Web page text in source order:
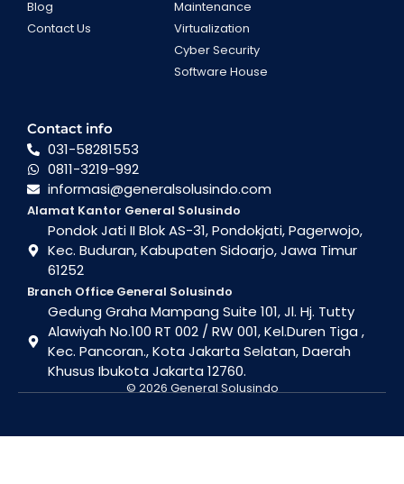
Blog
Contact Us
Maintenance
Virtualization
Cyber Security
Software House
Contact info
031-58281553
0811-3219-992
informasi@generalsolusindo.com
Alamat Kantor General Solusindo
Pondok Jati II Blok AS-31, Pondokjati, Pagerwojo,
Kec. Buduran, Kabupaten Sidoarjo, Jawa Timur
61252
Branch Office General Solusindo
Gedung Graha Mampang Suite 101, Jl. Hj. Tutty
Alawiyah No.100 RT 002 / RW 001, Kel.Duren Tiga ,
Kec. Pancoran., Kota Jakarta Selatan, Daerah
Khusus Ibukota Jakarta 12760.
© 2026 General Solusindo